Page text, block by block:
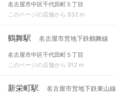
名古屋市中区千代田町５丁目
このページの店舗から 832 m
鶴舞駅 名古屋市営地下鉄鶴舞線
名古屋市中区千代田町５丁目
このページの店舗から 912 m
新栄町駅 名古屋市営地下鉄東山線